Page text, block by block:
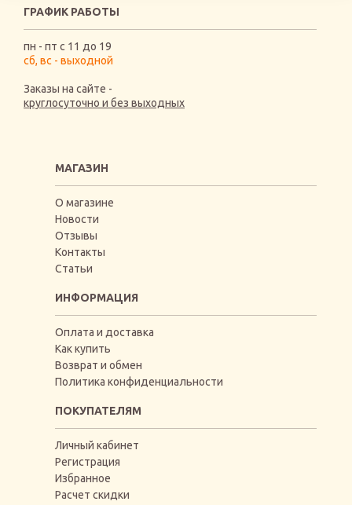
ГРАФИК РАБОТЫ
пн - пт с 11 до 19
сб, вс - выходной
Заказы на сайте -
круглосуточно и без выходных
МАГАЗИН
О магазине
Новости
Отзывы
Контакты
Статьи
ИНФОРМАЦИЯ
Оплата и доставка
Как купить
Возврат и обмен
Политика конфиденциальности
ПОКУПАТЕЛЯМ
Личный кабинет
Регистрация
Избранное
Расчет скидки